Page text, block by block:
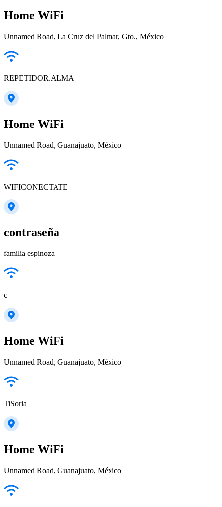
Home WiFi
Unnamed Road, La Cruz del Palmar, Gto., México
REPETIDOR.ALMA
Home WiFi
Unnamed Road, Guanajuato, México
WIFICONECTATE
contraseña
familia espinoza
c
Home WiFi
Unnamed Road, Guanajuato, México
TiSoria
Home WiFi
Unnamed Road, Guanajuato, México